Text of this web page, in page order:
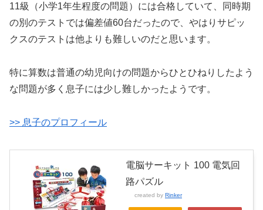
11級（小学1年生程度の問題）には合格していて、同時期
の別のテストでは偏差値60台だったので、やはりサピッ
クスのテストは他よりも難しいのだと思います。
特に算数は普通の幼児向けの問題からひとひねりしたよう
な問題が多く息子には少し難しかったようです。
>> 息子のプロフィール
電脳サーキット 100 電気回
路パズル
created by Rinker